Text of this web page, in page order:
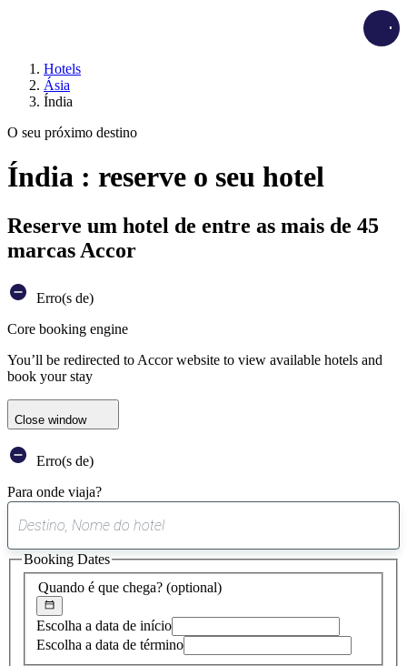
Hotels
Ásia
Índia
O seu próximo destino
Índia : reserve o seu hotel
Reserve um hotel de entre as mais de 45
marcas Accor
Erro(s de)
Core booking engine
You’ll be redirected to Accor website to view available hotels and
book your stay
Close window
Erro(s de)
Para onde viaja?
sugestão
encontrada
Quando é que chega? (optional)
Escolha a data de início
Escolha a data de término
Booking Dates